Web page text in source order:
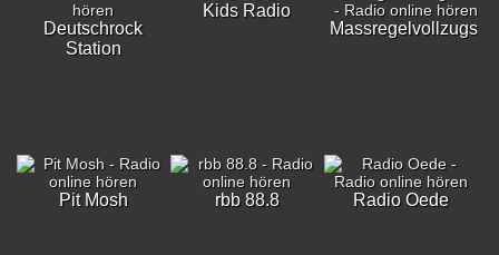
Deutschrock
Station
Kids Radio
Pit Mosh rbb 88.8 Radio Oede